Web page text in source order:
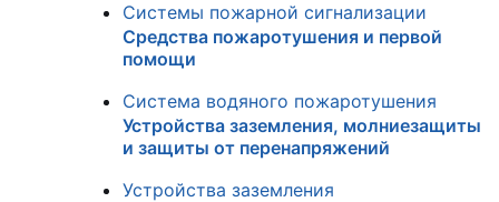
Системы пожарной сигнализации
Средства пожаротушения и первой
помощи
Система водяного пожаротушения
Устройства заземления, молниезащиты
и защиты от перенапряжений
Устройства заземления